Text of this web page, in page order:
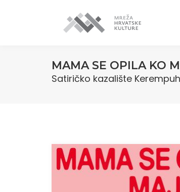
MAMA SE OPILA KO
Satiričko kazalište Kerempuh